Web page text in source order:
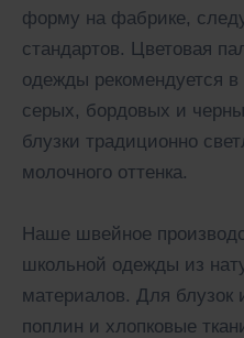
форму на фабрике,
стандартов. Цветовая
одежды рекомендуется
серых, бордовых и
блузки традиционно
молочного оттенка.
Наше швейное
школьной одежды из
материалов. Для блузок
поплин и хлопковые